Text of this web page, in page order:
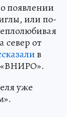
появлении
или по-
север от
в
уже